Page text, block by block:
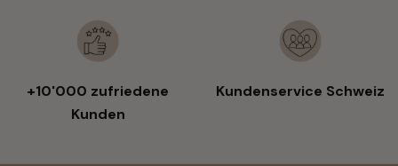
+10'000 zufriedene
Kunden
Kundenservice Schweiz